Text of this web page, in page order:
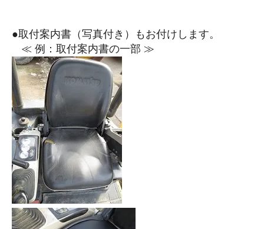
●取付案内書（写真付き）もお付けします。
≪ 例：取付案内書の一部 ≫